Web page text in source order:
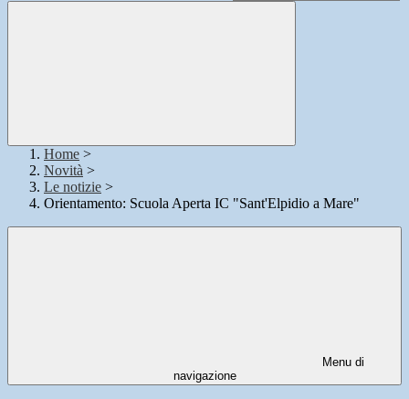
Home >
Novità >
Le notizie >
Orientamento: Scuola Aperta IC "Sant'Elpidio a Mare"
Menu di
navigazione